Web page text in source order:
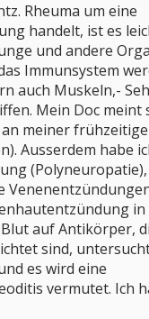
Rheuma um eine
handelt, ist es
und andere
Immunsystem
auch Muskeln,-
Mein Doc meint
an meiner
Ausserdem habe
(Polyneuropatie),
in
auf Antikörper,
sind,
es wird eine
vermutet. Ich